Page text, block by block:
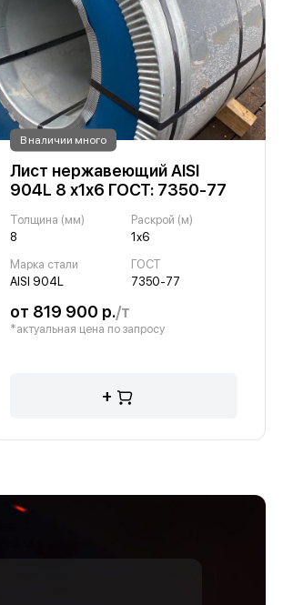
В наличии много
Лист нержавеющий AISI
904L 8 х1х6 ГОСТ: 7350-77
Толщина (мм)
8
Раскрой (м)
1х6
Марка стали
AISI 904L
ГОСТ
7350-77
от 819 900 р./т
*актуальная цена по запросу
+